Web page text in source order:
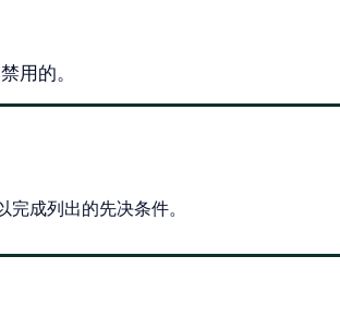
用的。
成列出的先决条件。